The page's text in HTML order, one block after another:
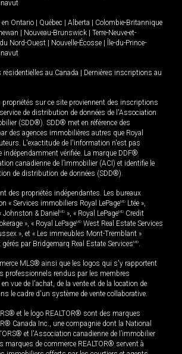
Ontario Québec Alberta
Colombie-Britannique
Nouveau-Brunswick
Terre-Neuve-et-
Nord-Ouest Nouvelle-Écosse
Île-du-Prince-
au Canada
Dernières inscriptions au
sur ce site proviennent des inscriptions
de distribution de données de l'Association
(SDD®). SDD® met en référence des
des agences immobilières autres que Royal
L'exactitude de l'information n'est pas
indépendamment vérifiée. La marque DDF®
canadienne de l’immobilier (ACI) et identifie le
de distribution de données (SDD®).
des propriétés indépendantes. Les bureaux
« Services immobiliers Royal LePageMD Ltée »,
& Daniel MD », « Royal LePageMD Credit
», « Royal LePageMD West Real Estate Services
», et « Les immeubles Mont-Tremblant »
par Bridgemarq Real Estate ServicesMD.
MLS® ainsi que les logos qui s'y rapportent
professionnels rendus par les membres
vue de l'achat, de la vente et de la location de
le cadre d'un système de vente collaborative.
et le logo REALTOR® sont des marques
Canada Inc., une compagnie dont la National
et l'Association canadienne de l’immobilier
marques de commerce REALTOR® servent à